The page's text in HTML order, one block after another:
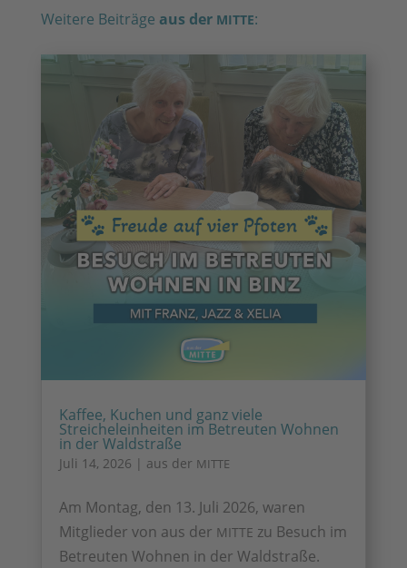
Weitere Beiträge aus der MITTE:
Kaffee, Kuchen und ganz viele
Streicheleinheiten im Betreuten Wohnen
in der Waldstraße
Juli 14, 2026 | aus der MITTE
Am Montag, den 13. Juli 2026, waren
Mitglieder von aus der MITTE zu Besuch im
Betreuten Wohnen in der Waldstraße.